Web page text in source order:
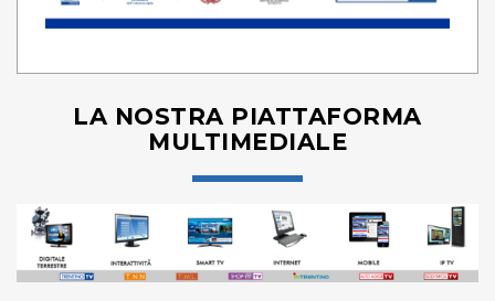
LA NOSTRA PIATTAFORMA
MULTIMEDIALE